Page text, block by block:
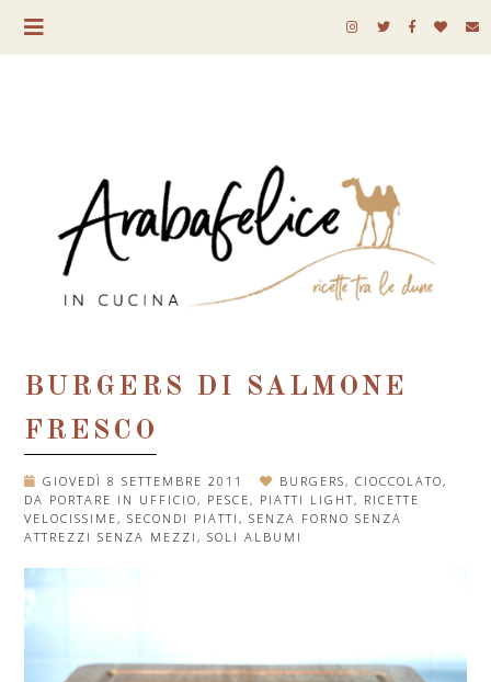
BURGERS DI SALMONE
FRESCO
GIOVEDÌ 8 SETTEMBRE 2011 BURGERS, CIOCCOLATO,
DA PORTARE IN UFFICIO, PESCE, PIATTI LIGHT, RICETTE
VELOCISSIME, SECONDI PIATTI, SENZA FORNO SENZA
ATTREZZI SENZA MEZZI, SOLI ALBUMI